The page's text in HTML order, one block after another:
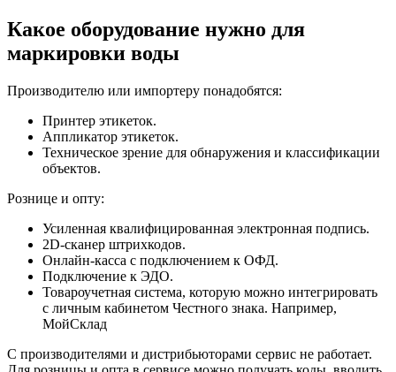
Какое оборудование нужно для
маркировки воды
Производителю или импортеру понадобятся:
Принтер этикеток.
Аппликатор этикеток.
Техническое зрение для обнаружения и классификации
объектов.
Рознице и опту:
Усиленная квалифицированная электронная подпись.
2D-сканер штрихкодов.
Онлайн-касса с подключением к ОФД.
Подключение к ЭДО.
Товароучетная система, которую можно интегрировать
с личным кабинетом Честного знака. Например,
МойСклад
С производителями и дистрибьюторами сервис не работает.